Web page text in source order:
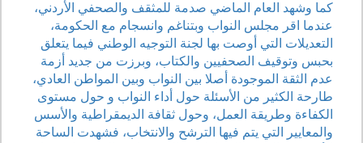
كما وشهد العام الماضي صدمة للمثقف والصحفي الأردني،
عندما اقر مجلس النواب وبتناغم وانسجام مع الحكومة،
التعديلات التي أوصت بها لجنة التوجيه الوطني فيما يتعلق
بحبس وتوقيف الصحفيين والكتاب، وبرزت من جديد أزمة
عدم الثقة الموجودة أصلا بين النواب وبين المواطن العادي،
طارحة الكثير من الأسئلة حول أداء النواب و حول مستوى
الكفاءة وطريقة العمل، وحول ثقافة الديمقراطية والأسس
والمعايير التي يتم فيها الترشح والانتخاب، فشهدت الساحة